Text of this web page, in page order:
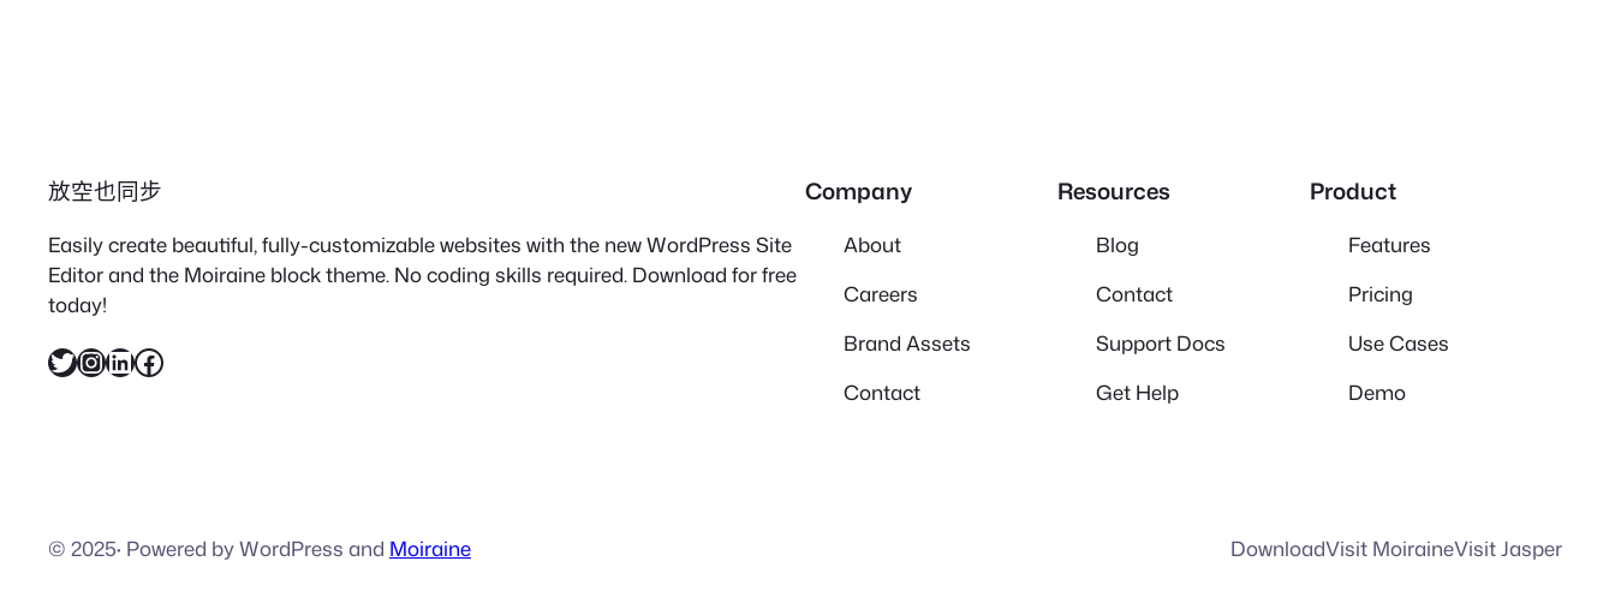
放空也同步
Easily create beautiful, fully-customizable websites with the new WordPress Site
Editor and the Moiraine block theme. No coding skills required. Download for free
today!
X InstagramLinkedIn Facebook
Company
About
Careers
Brand Assets
Contact
Resources
Blog
Contact
Support Docs
Get Help
Product
Features
Pricing
Use Cases
Demo
© 2025· Powered by WordPress and Moiraine DownloadVisit MoiraineVisit Jasper